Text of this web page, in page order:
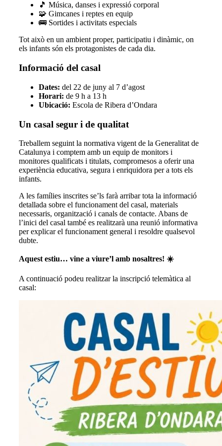
🎵 Música, danses i expressió corporal
🧩 Gimcanes i reptes en equip
🚌 Sortides i activitats especials
Tot això en un ambient proper, participatiu i dinàmic, on
els infants són els protagonistes de cada dia.
Informació del casal
Dates: del 22 de juny al 7 d’agost
Horari: de 9 h a 13 h
Ubicació: Escola de Ribera d’Ondara
Un casal segur i de qualitat
Treballem seguint la normativa vigent de la Generalitat de
Catalunya i comptem amb un equip de monitors i
monitores qualificats i titulats, compromesos a oferir una
experiència educativa, segura i enriquidora per a tots els
infants.
A les famílies inscrites se’ls farà arribar tota la informació
detallada sobre el funcionament del casal, materials
necessaris, organització i canals de contacte. Abans de
l’inici del casal també es realitzarà una reunió informativa
per explicar el funcionament general i resoldre qualsevol
dubte.
Aquest estiu… vine a viure’l amb nosaltres! ☀️
A continuació podeu realitzar la inscripció telemàtica al
casal: